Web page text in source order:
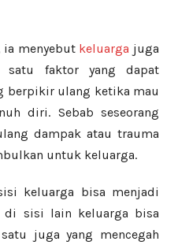
menyebut keluarga juga
satu faktor yang dapat
berpikir ulang ketika mau
diri. Sebab seseorang
dampak atau trauma
untuk keluarga.
keluarga bisa menjadi
di sisi lain keluarga bisa
juga yang mencegah